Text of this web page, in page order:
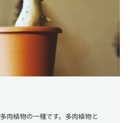
肉植物の一種です。多肉植物と